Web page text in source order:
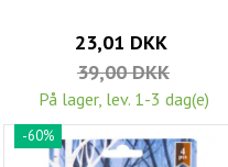
23,01 DKK
39,00 DKK
På lager, lev. 1-3 dag(e)
-60%